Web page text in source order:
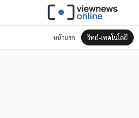
หน้าแรก วิทย์-เทคโนโลยี